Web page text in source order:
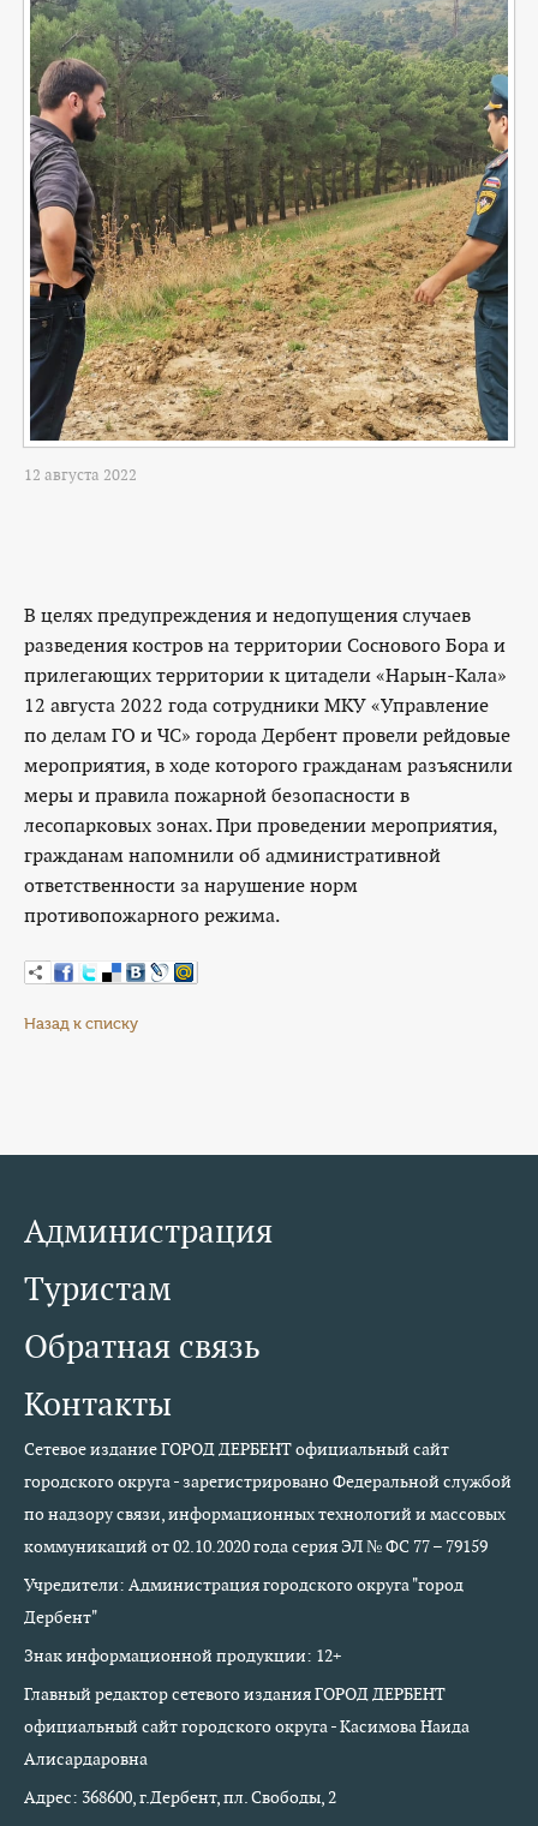
12 августа 2022
В целях предупреждения и недопущения случаев
разведения костров на территории Соснового Бора и
прилегающих территории к цитадели «Нарын-Кала»
12 августа 2022 года сотрудники МКУ «Управление
по делам ГО и ЧС» города Дербент провели рейдовые
мероприятия, в ходе которого гражданам разъяснили
меры и правила пожарной безопасности в
лесопарковых зонах. При проведении мероприятия,
гражданам напомнили об административной
ответственности за нарушение норм
противопожарного режима.
Назад к списку
Администрация
Туристам
Обратная связь
Контакты
Сетевое издание ГОРОД ДЕРБЕНТ официальный сайт
городского округа - зарегистрировано Федеральной службой
по надзору связи, информационных технологий и массовых
коммуникаций от 02.10.2020 года серия ЭЛ № ФС 77 – 79159
Учредители: Администрация городского округа "город
Дербент"
Знак информационной продукции: 12+
Главный редактор сетевого издания ГОРОД ДЕРБЕНТ
официальный сайт городского округа - Касимова Наида
Алисардаровна
Адрес: 368600, г.Дербент, пл. Свободы, 2